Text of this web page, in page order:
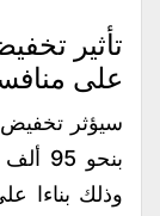
تأثير
على
وذلك بناءا